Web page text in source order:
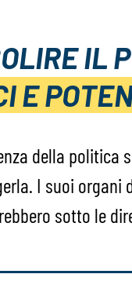
IL
E
della
I suoi
sotto le